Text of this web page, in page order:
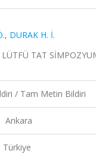
, DURAK H. İ.
LÜTFÜ TAT
/ Tam Metin Bildiri
Ankara
Türkiye